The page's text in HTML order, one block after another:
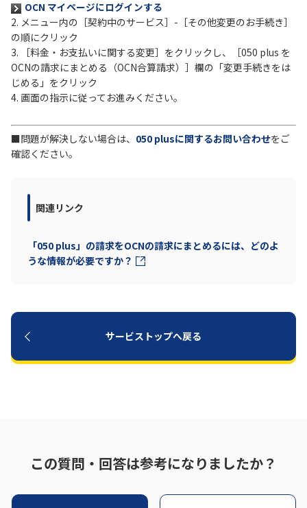
履歴・お気に入り
お知らせ サポートサイトの使い方
NTTドコモビジネスのお客さ
まはこちら
OCN マイページにログインする
2. メニュー内の［契約中のサービス］-［その他変更のお手続き］
の順にクリック
3. ［料金・お支払いに関する変更］をクリックし、［050 plus を
OCNの請求にまとめる（OCN合算請求）］欄の「変更手続きをは
じめる」をクリック
4. 画面の指示に従ってお進みください。
■問題が解決しない場合は、 050 plusに関するお問い合わせをご
確認ください。
関連リンク
「050 plus」の請求をOCNの請求にまとめるには、どのよ
うな情報が必要ですか？
サービストップへ戻る
この質問・回答は参考になりましたか？